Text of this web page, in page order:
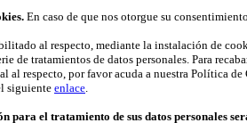
En caso de que nos otorgue su
al respecto, mediante la instalación de
tratamientos de datos personales. Para
por favor acuda a nuestra Política de
enlace.
para el tratamiento de sus datos personales